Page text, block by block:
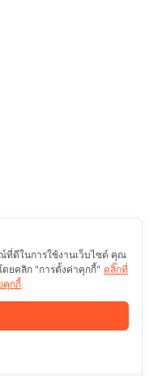
ที่ดีในการใช้งานเว็บไซต์ คุณ
ยคลิก "การตั้งค่าคุกกี้" คลิ๊กที่
คุกกี้